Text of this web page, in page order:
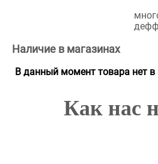
Наличие в магазинах
В данный момент товара нет в
Как нас